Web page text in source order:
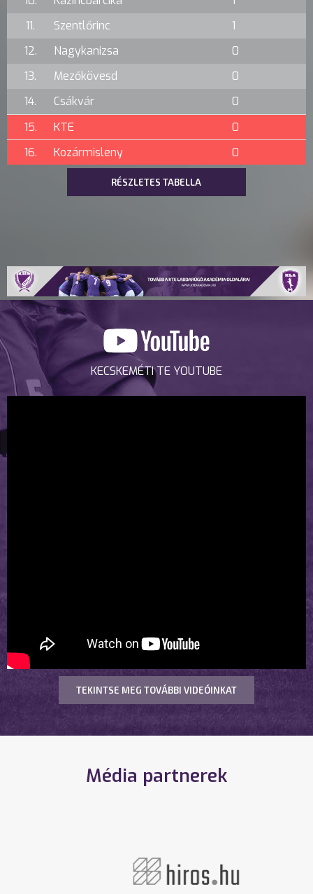
11.
Szentlőrinc
1
12.
Nagykanizsa
0
13.
Mezőkövesd
0
14.
Csákvár
0
15.
KTE
0
16.
Kozármisleny 0
RÉSZLETES TABELLA
KECSKEMÉTI TE YOUTUBE
TEKINTSE MEG TOVÁBBI VIDEÓINKAT
Média partnerek